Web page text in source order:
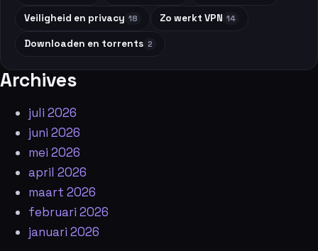
Veiligheid en privacy 18 Zo werkt VPN 14
Downloaden en torrents 2
Archives
juli 2026
juni 2026
mei 2026
april 2026
maart 2026
februari 2026
januari 2026